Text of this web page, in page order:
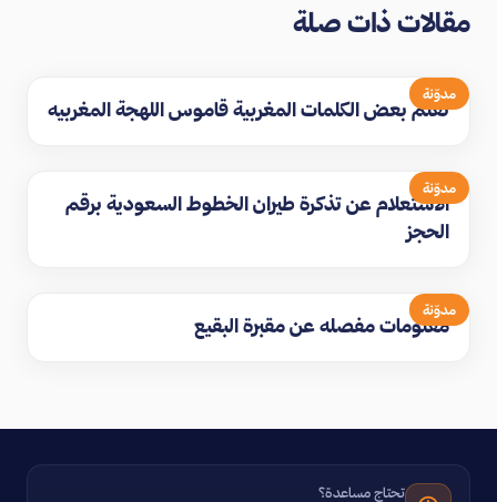
مقالات ذات صلة
مدوّنة
تعلم بعض الكلمات المغربية قاموس اللهجة المغربيه
مدوّنة
الاستعلام عن تذكرة طيران الخطوط السعودية برقم
الحجز
مدوّنة
معلومات مفصله عن مقبرة البقيع
تحتاج مساعدة؟